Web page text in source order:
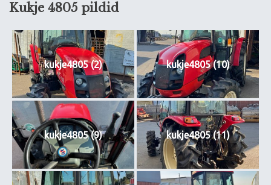
Kukje 4805 pildid
kukje4805 (2) kukje4805 (10)
kukje4805 (9) kukje4805 (11)